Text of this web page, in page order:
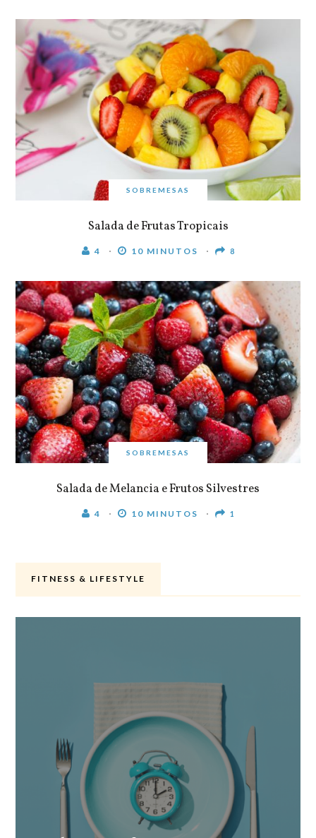
SOBREMESAS
Salada de Frutas Tropicais
4 10 MINUTOS 8
SOBREMESAS
Salada de Melancia e Frutos Silvestres
4 10 MINUTOS 1
FITNESS & LIFESTYLE